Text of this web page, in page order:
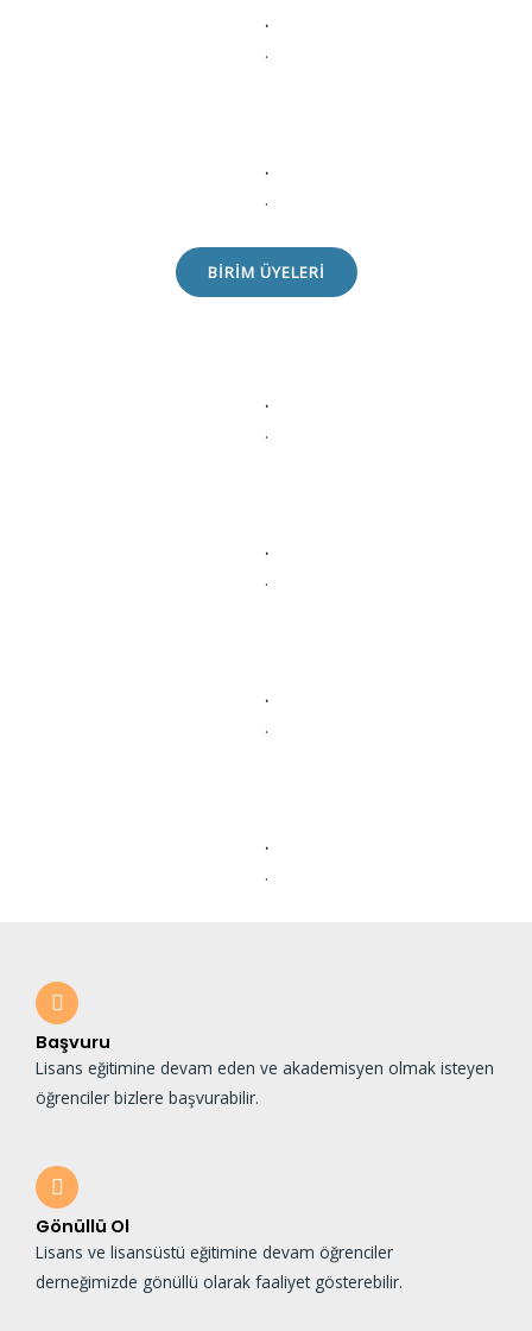
.
.
.
.
BIRIM ÜYELERI
.
.
.
.
.
.
.
.
Başvuru
Lisans eğitimine devam eden ve akademisyen olmak isteyen
öğrenciler bizlere başvurabilir.
Gönüllü Ol
Lisans ve lisansüstü eğitimine devam öğrenciler
derneğimizde gönüllü olarak faaliyet gösterebilir.